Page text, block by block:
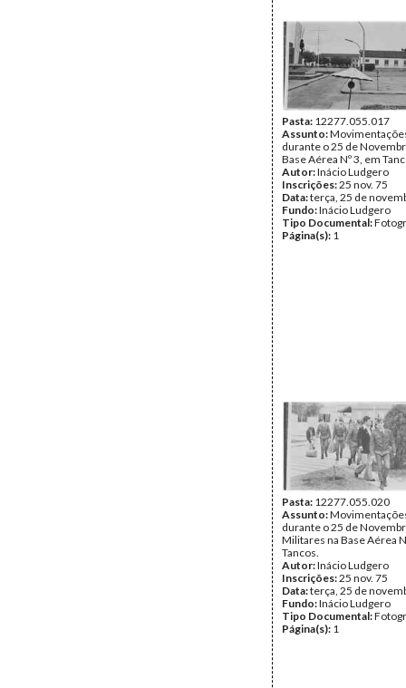
Pasta: 12277.055.017
Assunto:
durante o 25 de
Base Aérea Nº 3, em
Autor:Inácio Ludgero
Inscrições:25 nov. 75
Data:terça, 25 de
Fundo:Inácio Ludgero
Tipo Documental:
Página(s): 1
Pasta: 12277.055.020
Assunto:
durante o 25 de
Militares na Base Aérea
Tancos.
Autor:Inácio Ludgero
Inscrições:25 nov. 75
Data:terça, 25 de
Fundo:Inácio Ludgero
Tipo Documental:
Página(s): 1